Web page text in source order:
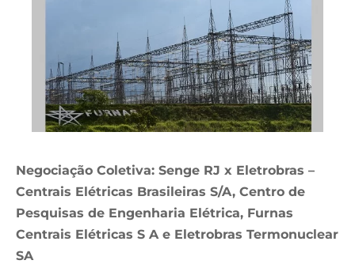
Negociação Coletiva: Senge RJ x Eletrobras –
Centrais Elétricas Brasileiras S/A, Centro de
Pesquisas de Engenharia Elétrica, Furnas
Centrais Elétricas S A e Eletrobras Termonuclear
SA